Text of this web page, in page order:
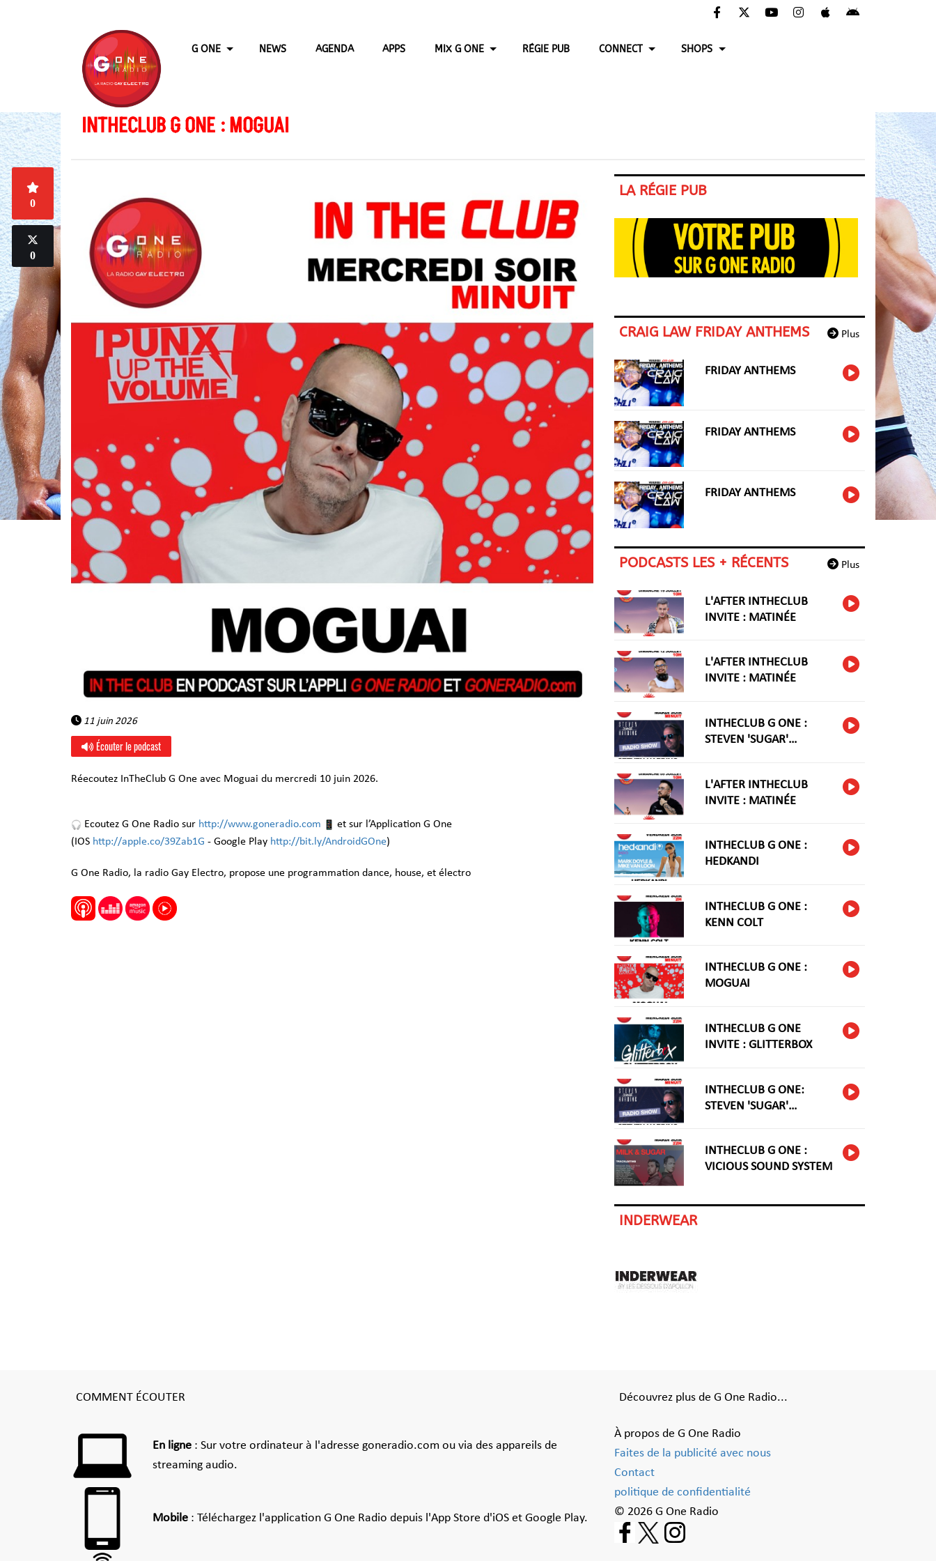
G ONE NEWS AGENDA APPS MIX G ONE RÉGIE PUB CONNECT SHOPS
INTHECLUB G ONE : MOGUAI
0
0
11 juin 2026
Écouter le podcast
Réecoutez InTheClub G One avec Moguai du mercredi 10 juin 2026.
Ecoutez G One Radio sur http://www.goneradio.com
et sur l’Application G One
(IOS http://apple.co/39Zab1G - Google Play http://bit.ly/AndroidGOne)
G One Radio, la radio Gay Electro, propose une programmation dance, house, et électro
LA RÉGIE PUB
Plus
CRAIG LAW FRIDAY ANTHEMS
FRIDAY ANTHEMS
FRIDAY ANTHEMS
FRIDAY ANTHEMS
Plus
PODCASTS LES + RÉCENTS
L'AFTER INTHECLUB
INVITE : MATINÉE
L'AFTER INTHECLUB
INVITE : MATINÉE
INTHECLUB G ONE :
STEVEN 'SUGAR'
L'AFTER INTHECLUB
INVITE : MATINÉE
INTHECLUB G ONE :
HEDKANDI
INTHECLUB G ONE :
KENN COLT
INTHECLUB G ONE :
MOGUAI
INTHECLUB G ONE
INVITE : GLITTERBOX
INTHECLUB G ONE:
STEVEN 'SUGAR'
INTHECLUB G ONE :
VICIOUS SOUND SYSTEM
INDERWEAR
COMMENT ÉCOUTER
En ligne : Sur votre ordinateur à l'adresse goneradio.com ou via des appareils de
streaming audio.
Mobile : Téléchargez l'application G One Radio depuis l'App Store d'iOS et Google Play.
Découvrez plus de G One Radio...
À propos de G One Radio
Faites de la publicité avec nous
Contact
politique de confidentialité
© 2026 G One Radio